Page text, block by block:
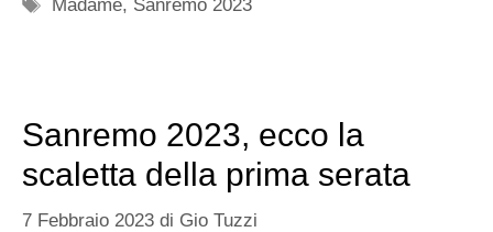
Madame, Sanremo 2023
Sanremo 2023, ecco la
scaletta della prima serata
7 Febbraio 2023 di Gio Tuzzi